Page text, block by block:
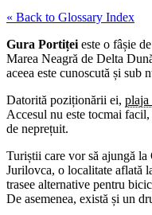
« Back to Glossary Index
Gura Portiței este o fâșie
Marea Neagră de Delta
aceea este cunoscută și sub
Datorită poziționării ei, plaja
Accesul nu este tocmai
de neprețuit.
Turiștii care vor să ajungă
Jurilovca, o localitate aflată
trasee alternative pentru
De asemenea, există și un